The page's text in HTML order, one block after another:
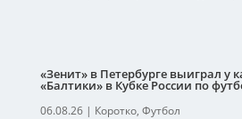
«Зенит» в Петербурге выиграл у
«Балтики» в Кубке России по
06.08.26| Коротко, Футбол